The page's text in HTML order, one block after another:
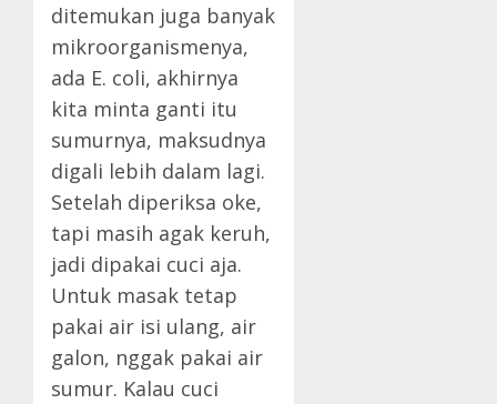
ditemukan juga banyak
mikroorganismenya,
ada E. coli, akhirnya
kita minta ganti itu
sumurnya, maksudnya
digali lebih dalam lagi.
Setelah diperiksa oke,
tapi masih agak keruh,
jadi dipakai cuci aja.
Untuk masak tetap
pakai air isi ulang, air
galon, nggak pakai air
sumur. Kalau cuci